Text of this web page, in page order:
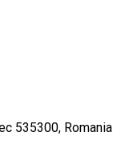
535300, Romania